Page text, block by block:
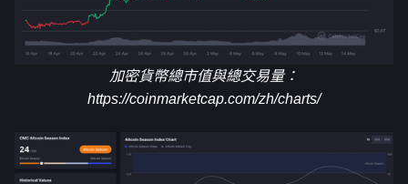
加密貨幣總市值與總交易量：
https://coinmarketcap.com/zh/charts/